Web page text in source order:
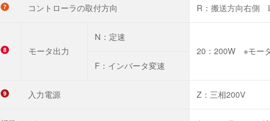
コントローラの取付方向 R：搬送方向右側
モータ出力
N：定速
20：200W ※モー
F：インバータ変速
入力電源 Z：三相200V